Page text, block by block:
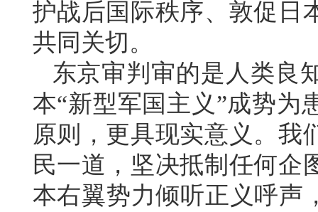
护战后国际秩序、敦促日
共同关切。
东京审判审的是人类良
本“新型军国主义”成势为
原则，更具现实意义。我
民一道，坚决抵制任何企
本右翼势力倾听正义呼声